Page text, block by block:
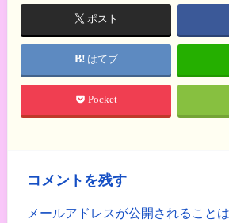
ポスト
はてブ
Pocket
コメントを残す
メールアドレスが公開されること